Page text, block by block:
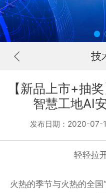
技
【新品上市+抽
智慧工地AI
发布日期：2020-07-
轻轻拉
火热的季节与火热的全国